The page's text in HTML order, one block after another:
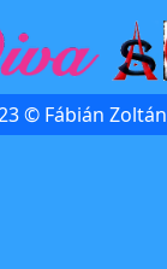
© Fábián Zoltán